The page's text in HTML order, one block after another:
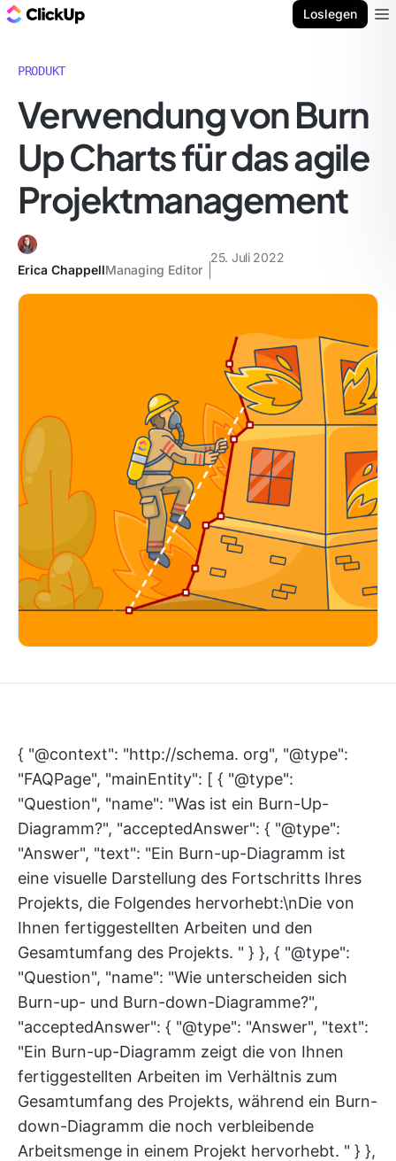
Loslegen
PRODUKT
Verwendung von Burn
Up Charts für das agile
Projektmanagement
Erica ChappellManaging Editor
25. Juli 2022
{ "@context": "http://schema. org", "@type":
"FAQPage", "mainEntity": [ { "@type":
"Question", "name": "Was ist ein Burn-Up-
Diagramm?", "acceptedAnswer": { "@type":
"Answer", "text": "Ein Burn-up-Diagramm ist
eine visuelle Darstellung des Fortschritts Ihres
Projekts, die Folgendes hervorhebt:\nDie von
Ihnen fertiggestellten Arbeiten und den
Gesamtumfang des Projekts. " } }, { "@type":
"Question", "name": "Wie unterscheiden sich
Burn-up- und Burn-down-Diagramme?",
"acceptedAnswer": { "@type": "Answer", "text":
"Ein Burn-up-Diagramm zeigt die von Ihnen
fertiggestellten Arbeiten im Verhältnis zum
Gesamtumfang des Projekts, während ein Burn-
down-Diagramm die noch verbleibende
Arbeitsmenge in einem Projekt hervorhebt. " } },